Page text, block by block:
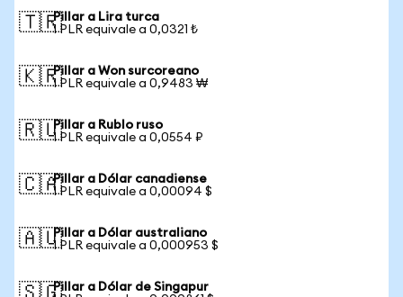
🇹🇷Pillar a Lira turca
1 PLR equivale a 0,0321 ₺
🇰🇷Pillar a Won surcoreano
1 PLR equivale a 0,9483 ₩
🇷🇺Pillar a Rublo ruso
1 PLR equivale a 0,0554 ₽
🇨🇦Pillar a Dólar canadiense
1 PLR equivale a 0,00094 $
🇦🇺Pillar a Dólar australiano
1 PLR equivale a 0,000953 $
Pillar a Dólar de Singapur